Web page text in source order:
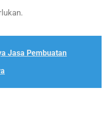
Jasa Pembuatan